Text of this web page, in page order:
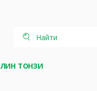
Найти
ТОНЗИ